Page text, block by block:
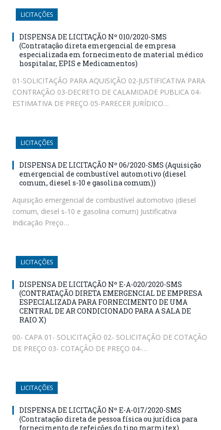
LICITAÇÕES
DISPENSA DE LICITAÇÃO Nº 010/2020-SMS
(Contratação direta emergencial de empresa
especializada em fornecimento de material médico
hospitalar, EPIS e Medicamentos)
01-SOLICITAÇÃO PARA AQUISIÇÃO 02-JUSTIFICATIVA PARA
CONTRAÇÃO 03-DECRETO DE CALAMIDADE PUBLICA 04-
ESTIMATIVA DE PREÇO 05-PARECER JURÍDICO…
LICITAÇÕES
DISPENSA DE LICITAÇÃO Nº 06/2020-SMS (Aquisição
emergencial de combustível automotivo (diesel
comum, diesel s-10 e gasolina comum))
Aquisição emergencial de combustível automotivo (diesel
comum, diesel s-10 e gasolina comum) Justificativa
Indicação Preço…
LICITAÇÕES
DISPENSA DE LICITAÇÃO Nº E-A-020/2020-SMS
(CONTRATAÇÃO DIRETA EMERGENCIAL DE EMPRESA
ESPECIALIZADA PARA FORNECIMENTO DE UMA
CENTRAL DE AR CONDICIONADO PARA A SALA DE
RAIO X)
00- CAPA 01- SOLICITAÇÃO 02- SOLICITAÇÃO DE COTAÇÃO
DE PREÇO 03- COTAÇÃO DE PREÇO 04-…
LICITAÇÕES
DISPENSA DE LICITAÇÃO Nº E-A-017/2020-SMS
(Contratação direta de pessoa física ou jurídica para
fornecimento de refeições do tipo marmitex)